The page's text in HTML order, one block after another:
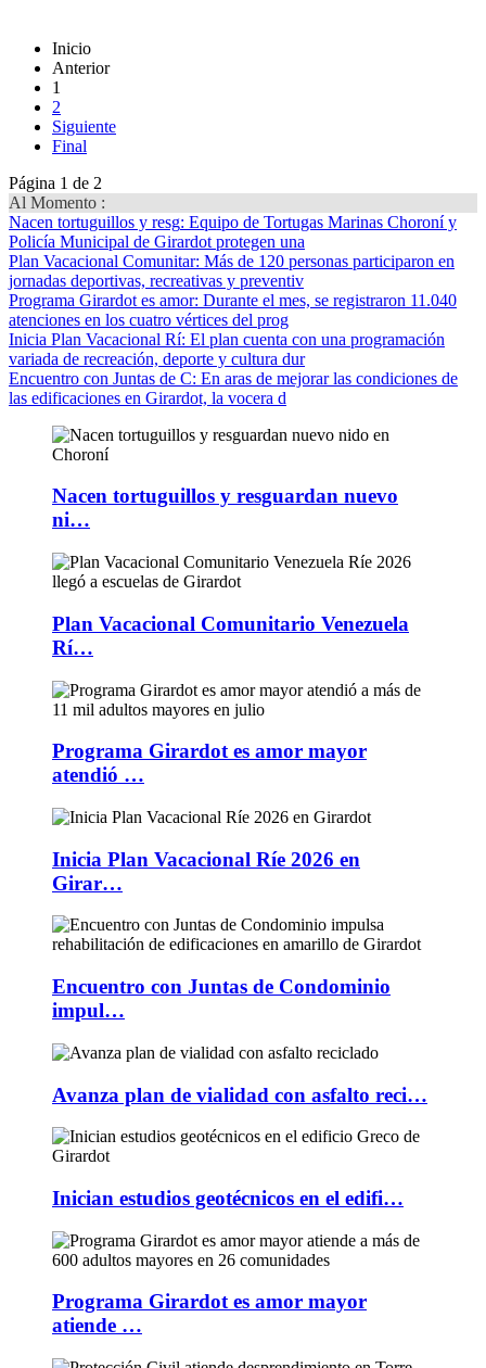
Inicio
Anterior
1
2
Siguiente
Final
Página 1 de 2
Al Momento :
Nacen tortuguillos y resg: Equipo de Tortugas Marinas Choroní y
Policía Municipal de Girardot protegen una
Plan Vacacional Comunitar: Más de 120 personas participaron en
jornadas deportivas, recreativas y preventiv
Programa Girardot es amor: Durante el mes, se registraron 11.040
atenciones en los cuatro vértices del prog
Inicia Plan Vacacional Rí: El plan cuenta con una programación
variada de recreación, deporte y cultura dur
Encuentro con Juntas de C: En aras de mejorar las condiciones de
las edificaciones en Girardot, la vocera d
Nacen tortuguillos y resguardan nuevo
ni…
Plan Vacacional Comunitario Venezuela
Rí…
Programa Girardot es amor mayor
atendió …
Inicia Plan Vacacional Ríe 2026 en
Girar…
Encuentro con Juntas de Condominio
impul…
Avanza plan de vialidad con asfalto reci…
Inician estudios geotécnicos en el edifi…
Programa Girardot es amor mayor
atiende …